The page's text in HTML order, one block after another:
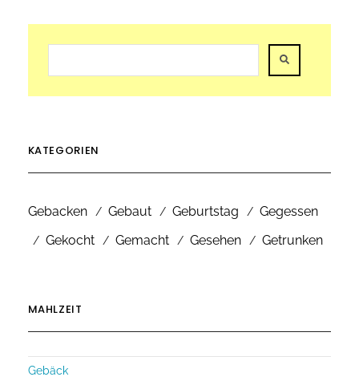
KATEGORIEN
Gebacken Gebaut Geburtstag
Gegessen
Gekocht
Gemacht Gesehen Getrunken
MAHLZEIT
Gebäck